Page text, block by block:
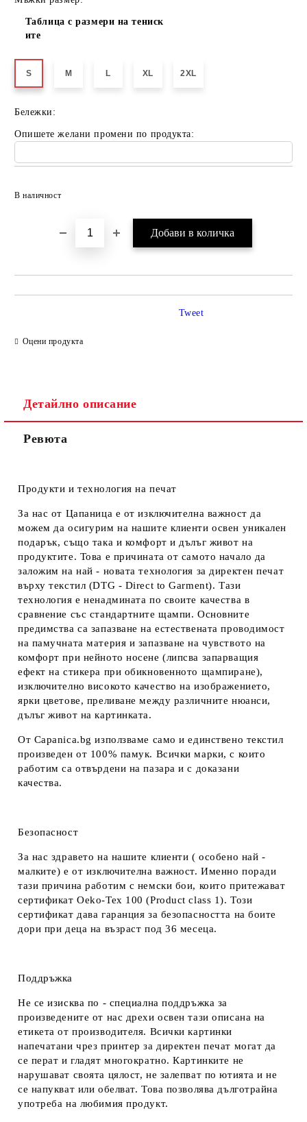
Таблица с размери на тениск
ите
S M L XL 2XL
Бележки:
Опишете желани промени по продукта:
В наличност
Оцени продукта
Tweet
Детайлно описание
Ревюта
Продукти и технология на печат
За нас от Цапаница е от изключителна важност да
можем да осигурим на нашите клиенти освен уникален
подарък, също така и комфорт и дълъг живот на
продуктите. Това е причината от самото начало да
заложим на най - новата технология за директен печат
върху текстил (DTG - Direct to Garment). Тази
технология е ненадмината по своите качества в
сравнение със стандартните щампи. Основните
предимства са запазване на естествената проводимост
на памучната материя и запазване на чувството на
комфорт при нейното носене (липсва запарващия
ефект на стикера при обикновенното щампиране),
изключително високото качество на изображението,
ярки цветове, преливане между различните нюанси,
дълъг живот на картинката.
От Capanica.bg използваме само и единствено текстил
произведен от 100% памук. Всички марки, с които
работим са отвърдени на пазара и с доказани
качества.
Безопасност
За нас здравето на нашите клиенти ( особено най -
малките) е от изключителна важност. Именно поради
тази причина работим с немски бои, които притежават
сертификат Oeko-Tex 100 (Product class 1). Този
сертификат дава гаранция за безопасността на боите
дори при деца на възраст под 36 месеца.
Поддръжка
Не се изисква по - специална поддръжка за
произведените от нас дрехи освен тази описана на
етикета от производителя. Всички картинки
напечатани чрез принтер за директен печат могат да
се перат и гладят многократно. Картинките не
нарушават своята цялост, не залепват по ютията и не
се напукват или обелват. Това позволява дълготрайна
употреба на любимия продукт.